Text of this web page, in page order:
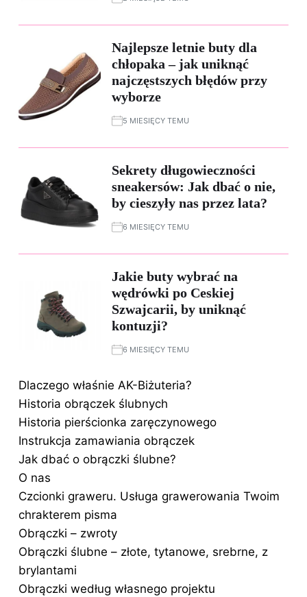
Najlepsze letnie buty dla
chłopaka – jak uniknąć
najczęstszych błędów przy
wyborze
5 MIESIĘCY TEMU
Sekrety długowieczności
sneakersów: Jak dbać o nie,
by cieszyły nas przez lata?
6 MIESIĘCY TEMU
Jakie buty wybrać na
wędrówki po Ceskiej
Szwajcarii, by uniknąć
kontuzji?
6 MIESIĘCY TEMU
Dlaczego właśnie AK-Biżuteria?
Historia obrączek ślubnych
Historia pierścionka zaręczynowego
Instrukcja zamawiania obrączek
Jak dbać o obrączki ślubne?
O nas
Czcionki graweru. Usługa grawerowania Twoim
chrakterem pisma
Obrączki – zwroty
Obrączki ślubne – złote, tytanowe, srebrne, z
brylantami
Obrączki według własnego projektu